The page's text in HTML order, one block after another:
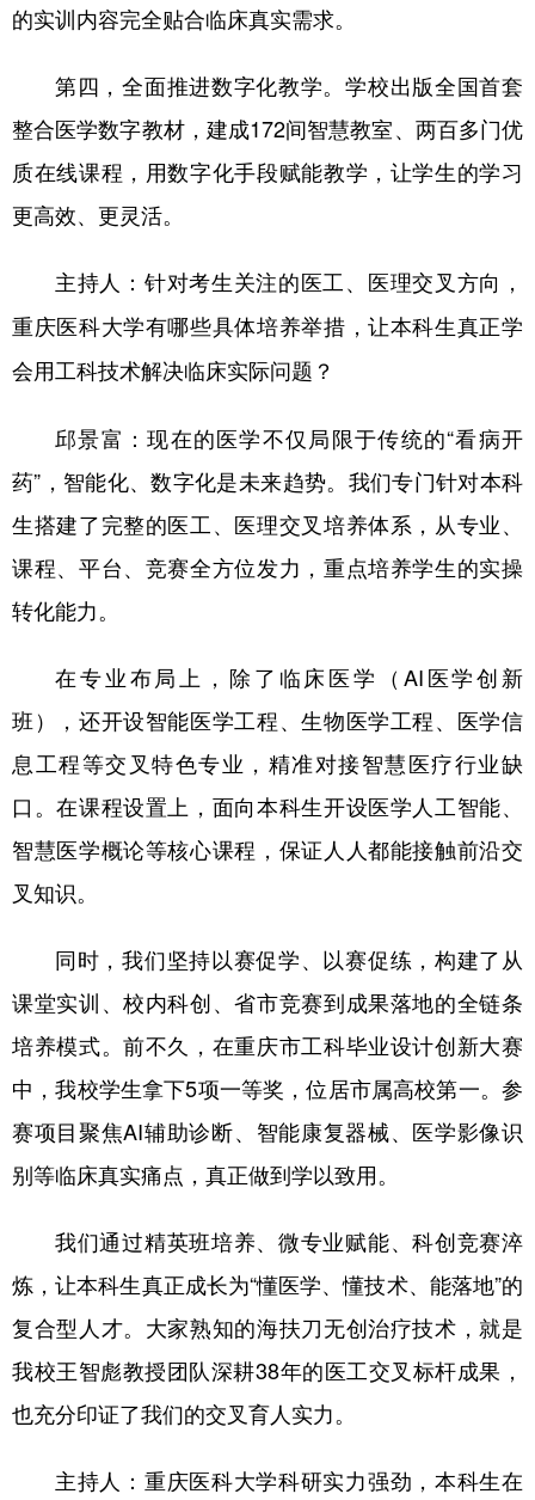
的实训内容完全贴合临床真实需求。
第四，全面推进数字化教学。学校出版全国首套
整合医学数字教材，建成172间智慧教室、两百多门优
质在线课程，用数字化手段赋能教学，让学生的学习
更高效、更灵活。
主持人：针对考生关注的医工、医理交叉方向，
重庆医科大学有哪些具体培养举措，让本科生真正学
会用工科技术解决临床实际问题？
邱景富：现在的医学不仅局限于传统的“看病开
药”，智能化、数字化是未来趋势。我们专门针对本科
生搭建了完整的医工、医理交叉培养体系，从专业、
课程、平台、竞赛全方位发力，重点培养学生的实操
转化能力。
在专业布局上，除了临床医学（AI医学创新
班），还开设智能医学工程、生物医学工程、医学信
息工程等交叉特色专业，精准对接智慧医疗行业缺
口。在课程设置上，面向本科生开设医学人工智能、
智慧医学概论等核心课程，保证人人都能接触前沿交
叉知识。
同时，我们坚持以赛促学、以赛促练，构建了从
课堂实训、校内科创、省市竞赛到成果落地的全链条
培养模式。前不久，在重庆市工科毕业设计创新大赛
中，我校学生拿下5项一等奖，位居市属高校第一。参
赛项目聚焦AI辅助诊断、智能康复器械、医学影像识
别等临床真实痛点，真正做到学以致用。
我们通过精英班培养、微专业赋能、科创竞赛淬
炼，让本科生真正成长为“懂医学、懂技术、能落地”的
复合型人才。大家熟知的海扶刀无创治疗技术，就是
我校王智彪教授团队深耕38年的医工交叉标杆成果，
也充分印证了我们的交叉育人实力。
主持人：重庆医科大学科研实力强劲，本科生在